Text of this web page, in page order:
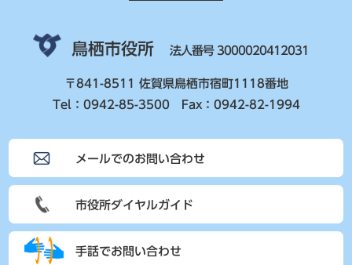
鳥栖市役所 法人番号 3000020412031
〒841-8511 佐賀県鳥栖市宿町1118番地
Tel：0942-85-3500 Fax：0942-82-1994
メールでのお問い合わせ
市役所ダイヤルガイド
手話でお問い合わせ